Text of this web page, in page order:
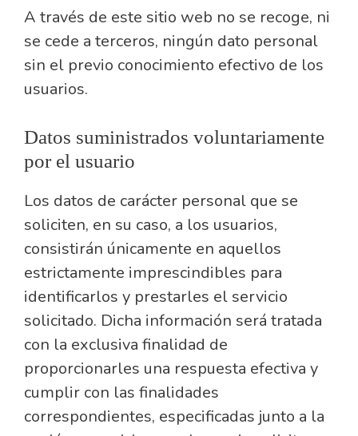
A través de este sitio web no se recoge, ni
se cede a terceros, ningún dato personal
sin el previo conocimiento efectivo de los
usuarios.
Datos suministrados voluntariamente
por el usuario
Los datos de carácter personal que se
soliciten, en su caso, a los usuarios,
consistirán únicamente en aquellos
estrictamente imprescindibles para
identificarlos y prestarles el servicio
solicitado. Dicha información será tratada
con la exclusiva finalidad de
proporcionarles una respuesta efectiva y
cumplir con las finalidades
correspondientes, especificadas junto a la